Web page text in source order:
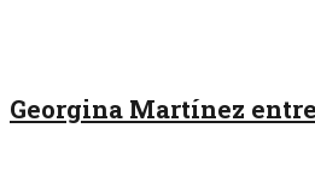
Georgina Martínez